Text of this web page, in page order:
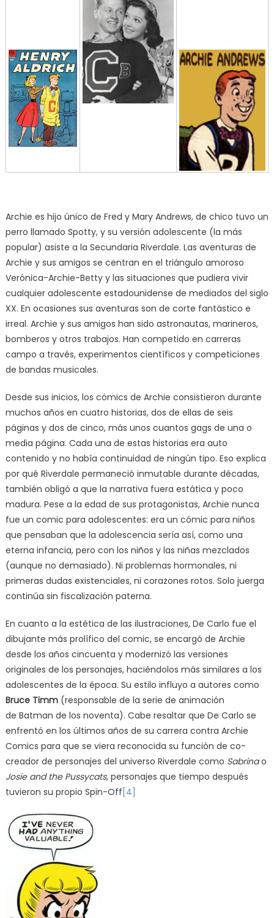
Archie es hijo único de Fred y Mary Andrews, de chico tuvo un
perro llamado Spotty, y su versión adolescente (la más
popular) asiste a la Secundaria Riverdale. Las aventuras de
Archie y sus amigos se centran en el triángulo amoroso
Verónica-Archie-Betty y las situaciones que pudiera vivir
cualquier adolescente estadounidense de mediados del siglo
XX. En ocasiones sus aventuras son de corte fantástico e
irreal. Archie y sus amigos han sido astronautas, marineros,
bomberos y otros trabajos. Han competido en carreras
campo a través, experimentos científicos y competiciones
de bandas musicales.
Desde sus inicios, los cómics de Archie consistieron durante
muchos años en cuatro historias, dos de ellas de seis
páginas y dos de cinco, más unos cuantos gags de una o
media página. Cada una de estas historias era auto
contenido y no había continuidad de ningún tipo. Eso explica
por qué Riverdale permaneció inmutable durante décadas,
también obligó a que la narrativa fuera estática y poco
madura. Pese a la edad de sus protagonistas, Archie nunca
fue un comic para adolescentes: era un cómic para niños
que pensaban que la adolescencia sería así, como una
eterna infancia, pero con los niños y las niñas mezclados
(aunque no demasiado). Ni problemas hormonales, ni
primeras dudas existenciales, ni corazones rotos. Solo juerga
continúa sin fiscalización paterna.
En cuanto a la estética de las ilustraciones, De Carlo fue el
dibujante más prolífico del comic, se encargó de Archie
desde los años cincuenta y modernizó las versiones
originales de los personajes, haciéndolos más similares a los
adolescentes de la época. Su estilo influyo a autores como
Bruce Timm(responsable de la serie de animación
de Batman de los noventa). Cabe resaltar que De Carlo se
enfrentó en los últimos años de su carrera contra Archie
Comics para que se viera reconocida su función de co-
creador de personajes del universo Riverdale como Sabrinao
Josie and the Pussycats, personajes que tiempo después
tuvieron su propio Spin-Off [4]